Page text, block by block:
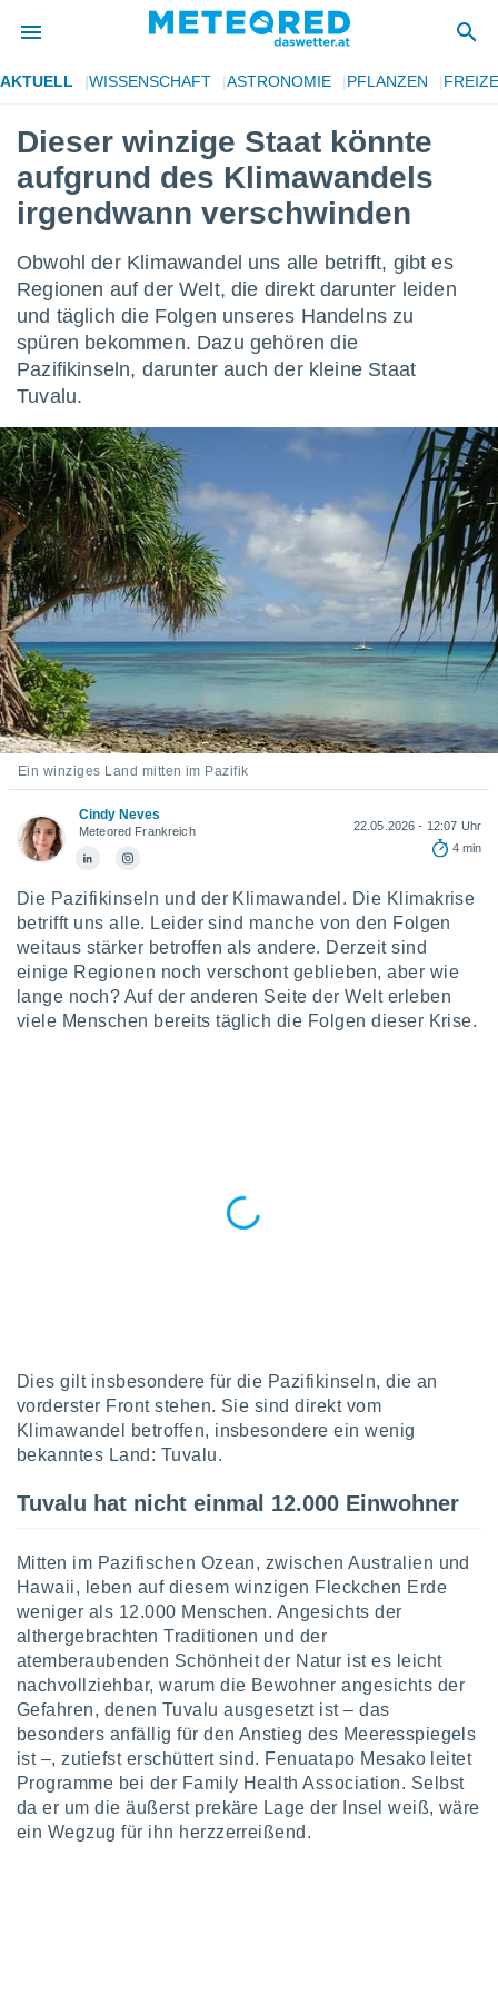
wurde
von
sind.
diese
die
auf
basiert,
uns,
zu
Ihnen
zur
stellen.
die
und
auf die
ob
oder
Partner
jederzeit
Sie
der
sind,
weiterhin
Sie
In
AKZEPTIEREN
UND
FORTFAHREN
EINSTELLUNGEN
AKTUELL WISSENSCHAFT ASTRONOMIE PFLANZEN
Dieser winzige Staat könnte
aufgrund des Klimawandels
irgendwann verschwinden
Obwohl der Klimawandel uns alle betrifft, gibt es
Regionen auf der Welt, die direkt darunter leiden
und täglich die Folgen unseres Handelns zu
spüren bekommen. Dazu gehören die
Pazifikinseln, darunter auch der kleine Staat
Tuvalu.
Ein winziges Land mitten im Pazifik
Cindy Neves
Meteored Frankreich
22.05.2026 - 12:07 Uhr
4 min
Die Pazifikinseln und der Klimawandel. Die Klimakrise
betrifft uns alle. Leider sind manche von den Folgen
weitaus stärker betroffen als andere. Derzeit sind
einige Regionen noch verschont geblieben, aber wie
lange noch? Auf der anderen Seite der Welt erleben
viele Menschen bereits täglich die Folgen dieser Krise.
Dies gilt insbesondere für die Pazifikinseln, die an
vorderster Front stehen. Sie sind direkt vom
Klimawandel betroffen, insbesondere ein wenig
bekanntes Land: Tuvalu.
Tuvalu hat nicht einmal 12.000 Einwohner
Mitten im Pazifischen Ozean, zwischen Australien und
Hawaii, leben auf diesem winzigen Fleckchen Erde
weniger als 12.000 Menschen. Angesichts der
althergebrachten Traditionen und der
atemberaubenden Schönheit der Natur ist es leicht
nachvollziehbar, warum die Bewohner angesichts der
Gefahren, denen Tuvalu ausgesetzt ist – das
besonders anfällig für den Anstieg des Meeresspiegels
ist –, zutiefst erschüttert sind. Fenuatapo Mesako leitet
Programme bei der Family Health Association. Selbst
da er um die äußerst prekäre Lage der Insel weiß, wäre
ein Wegzug für ihn herzzerreißend.